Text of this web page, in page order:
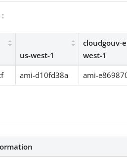
us-west-1
cloudgouv-
west-1
ami-d10fd38a ami-